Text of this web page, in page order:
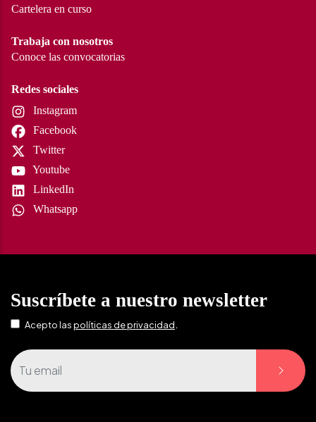
Cartelera en curso
Trabaja con nosotros
Conoce las convocatorias
Redes sociales
Instagram
Facebook
Twitter
Youtube
LinkedIn
Whatsapp
Suscríbete a nuestro newsletter
Acepto laspolíticas de privacidad.